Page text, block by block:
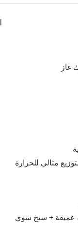
غاز
مثالي للحرارة